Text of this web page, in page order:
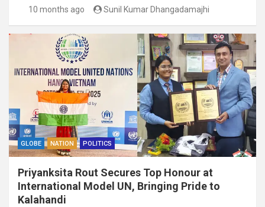
10 months ago Sunil Kumar Dhangadamajhi
GLOBE NATION POLITICS
Priyanksita Rout Secures Top Honour at
International Model UN, Bringing Pride to
Kalahandi